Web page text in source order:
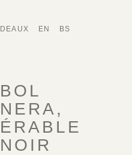
EN BS
BOL
NERA,
ÉRABLE
NOIR